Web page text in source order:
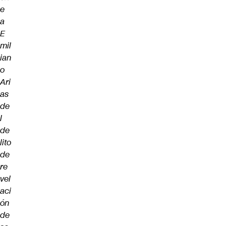
e
a
E
mil
ian
o
Ari
as
de
l
de
lito
de
re
vel
aci
ón
de